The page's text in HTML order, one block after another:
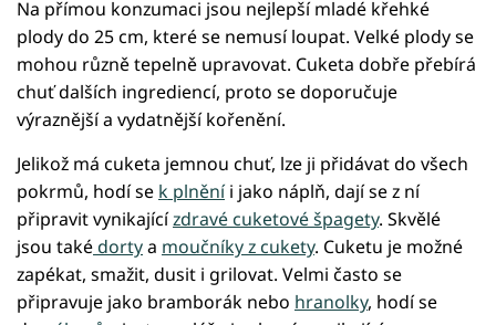
Na přímou konzumaci jsou nejlepší mladé křehké
plody do 25 cm, které se nemusí loupat. Velké plody se
mohou různě tepelně upravovat. Cuketa dobře přebírá
chuť dalších ingrediencí, proto se doporučuje
výraznější a vydatnější kořenění.
Jelikož má cuketa jemnou chuť, lze ji přidávat do všech
pokrmů, hodí se k plnění i jako náplň, dají se z ní
připravit vynikajícízdravé cuketové špagety. Skvělé
jsou takédortya moučníky z cukety. Cuketu je možné
zapékat, smažit, dusit i grilovat. Velmi často se
připravuje jako bramborák nebo hranolky, hodí se